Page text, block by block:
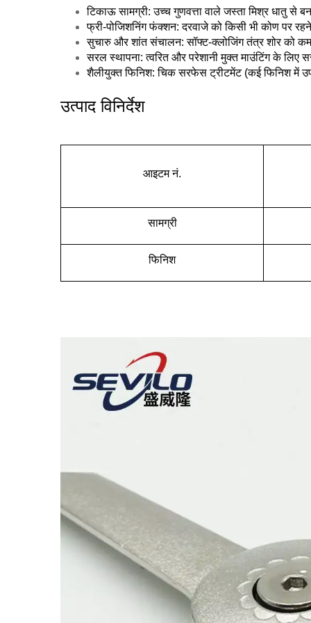
टिकाऊ सामग्री: उच्च गुणवत्ता वाले जस्ता मिश्र धातु से
फ्री-पोजिशनिंग फंक्शन: दरवाजे को किसी भी कोण पर रहने
सुचारु और शांत संचालन: सॉफ्ट-क्लोजिंग तंत्र शोर को
सरल स्थापना: त्वरित और परेशानी मुक्त माउंटिंग के लिए
शैलीयुक्त फिनिश: चिक सरफेस ट्रीटमेंट (कई फिनिश में
उत्पाद विनिर्देश
आइटम नं.
सामग्री
फिनिश